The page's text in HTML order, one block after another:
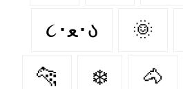
૮･ﻌ･ა 🌞
🐆 ❄️ 🐴